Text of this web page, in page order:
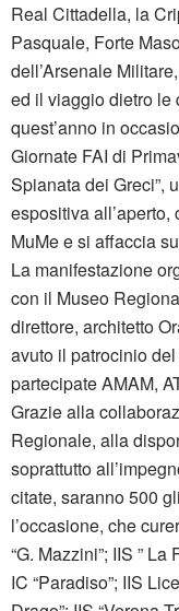
Real Cittadella, la
Pasquale, Forte
dell’Arsenale
ed il viaggio dietro le
quest’anno in
Giornate FAI di
Spianata dei Greci”,
espositiva
MuMe e si affaccia
La manifestazione
con il Museo
direttore, architetto
avuto il patrocinio
partecipate AMAM,
Grazie alla
Regionale, alla
soprattutto
citate, saranno 500
l’occasione, che
“G. Mazzini”; IIS ”
IC “Paradiso”; IIS